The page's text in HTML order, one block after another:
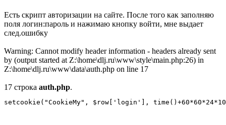
Есть скрипт авторизации на сайте. После того как заполняю
поля логин:пароль и нажимаю кнопку войти, мне выдает
след.ошибку
Warning: Cannot modify header information - headers already sent
by (output started at Z:\home\dlj.ru\www\style\main.php:26) in
Z:\home\dlj.ru\www\data\auth.php on line 17
17 строка auth.php.